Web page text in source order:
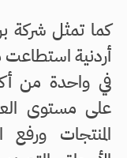
كما تمثل شركة
أردنية استطاعت
في واحدة من
على مستوى
المنتجات